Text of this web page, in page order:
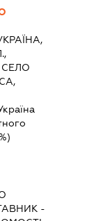
-